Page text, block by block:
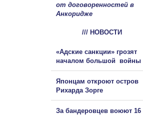
от договоренностей в
Анкоридже
/// НОВОСТИ
«Адские санкции» грозят
началом большой войны
Японцам откроют остров
Рихарда Зорге
За бандеровцев воюют 16